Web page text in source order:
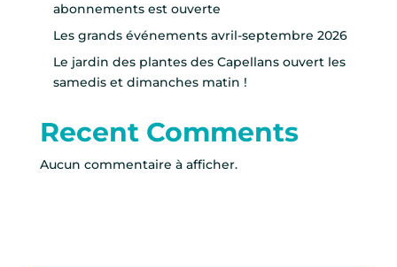
abonnements est ouverte
Les grands événements avril-septembre 2026
Le jardin des plantes des Capellans ouvert les
samedis et dimanches matin !
Recent Comments
Aucun commentaire à afficher.